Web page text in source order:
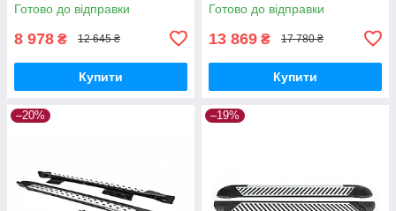
Готово до відправки
8 978 ₴ 12 645 ₴
Купити
Готово до відправки
13 869 ₴ 17 780 ₴
Купити
–20% –19%